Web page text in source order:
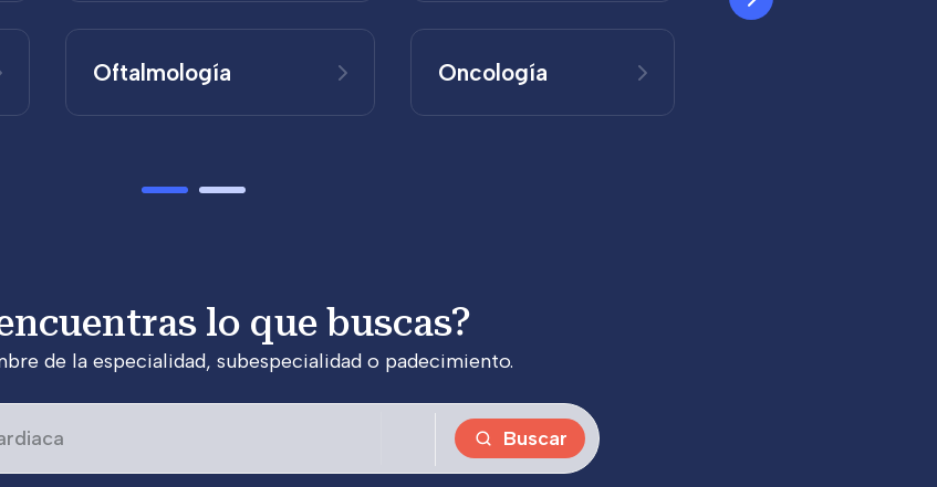
Oftalmología Oncología
lo que buscas?
de la especialidad, subespecialidad o padecimiento.
Buscar